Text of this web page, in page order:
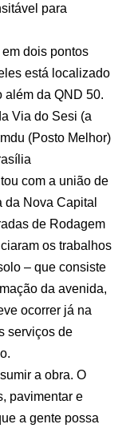
para
dois pontos
está localizado
além da QND 50.
Via do Sesi (a
(Posto Melhor)
com a união de
da Nova Capital
de Rodagem
os trabalhos
– que consiste
da avenida,
ocorrer já na
serviços de
a obra. O
pavimentar e
a gente possa